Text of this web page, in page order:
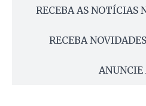
RECEBA AS NOTÍCIAS
RECEBA
ANUNCIE